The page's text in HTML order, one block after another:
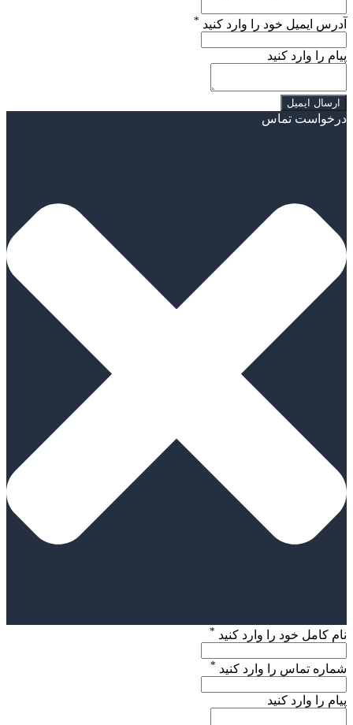
ایمیل خود را وارد کنید
را وارد کنید
تماس
کامل خود را وارد کنید
تماس را وارد کنید
را وارد کنید